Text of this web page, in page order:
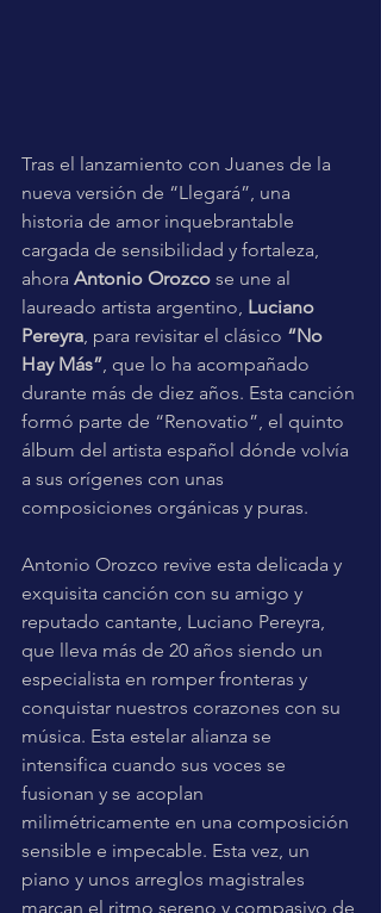
Tras el lanzamiento con Juanes de la
nueva versión de “Llegará”, una
historia de amor inquebrantable
cargada de sensibilidad y fortaleza,
ahora Antonio Orozco se une al
laureado artista argentino, Luciano
Pereyra , para revisitar el clásico “No
Hay Más” , que lo ha acompañado
durante más de diez años. Esta canción
formó parte de “Renovatio”, el quinto
álbum del artista español dónde volvía
a sus orígenes con unas
composiciones orgánicas y puras.
Antonio Orozco revive esta delicada y
exquisita canción con su amigo y
reputado cantante, Luciano Pereyra,
que lleva más de 20 años siendo un
especialista en romper fronteras y
conquistar nuestros corazones con su
música. Esta estelar alianza se
intensifica cuando sus voces se
fusionan y se acoplan
milimétricamente en una composición
sensible e impecable. Esta vez, un
piano y unos arreglos magistrales
marcan el ritmo sereno y compasivo de